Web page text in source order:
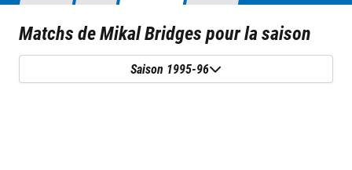
Matchs deMikal Bridgespour la saison
Saison 1995-96